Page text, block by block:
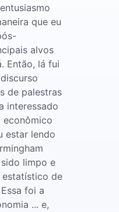
que eu
alvos
Então, lá fui
de palestras
interessado
econômico
estar lendo
limpo e
estatístico de
foi a
... e,